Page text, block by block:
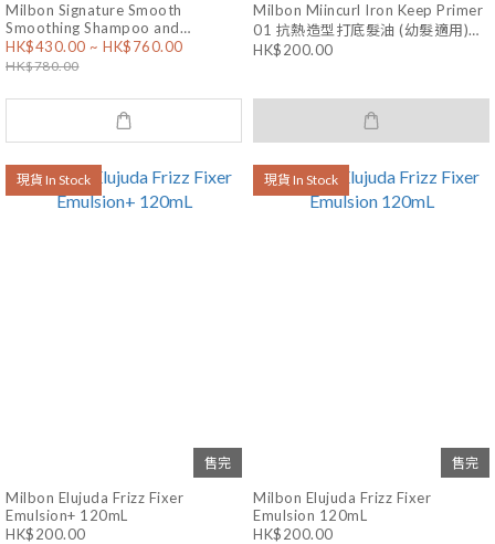
Milbon Signature Smooth
Smoothing Shampoo and
Treatment for Fine Hair 亮澤順滑
洗護套裝
HK$430.00 ~ HK$760.00
HK$780.00
Milbon Miincurl Iron Keep Primer
01 抗熱造型打底髮油 (幼髮適用)
40mL
HK$200.00
現貨 In Stock
售完
Milbon Elujuda Frizz Fixer
Emulsion+ 120mL
HK$200.00
現貨 In Stock
售完
Milbon Elujuda Frizz Fixer
Emulsion 120mL
HK$200.00